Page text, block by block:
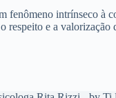
fenômeno intrínseco à
respeito e a valorização